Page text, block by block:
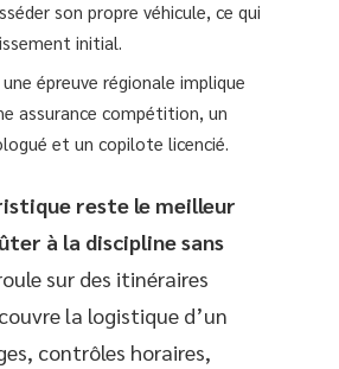
son propre véhicule, ce qui
initial.
épreuve régionale implique
assurance compétition, un
et un copilote licencié.
reste le meilleur
à la discipline sans
sur des itinéraires
la logistique d’un
contrôles horaires,